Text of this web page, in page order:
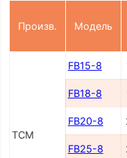
Произв. Модель
TCM
FB15-8
FB18-8
FB20-8
FB25-8